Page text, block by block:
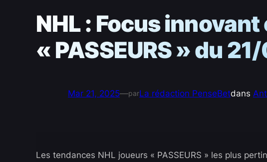
NHL : Focus
« PASSEURS » du
Mar 21, 2025—parLa rédaction PenseBetdans
Les tendances NHL joueurs « PASSEURS » les plus